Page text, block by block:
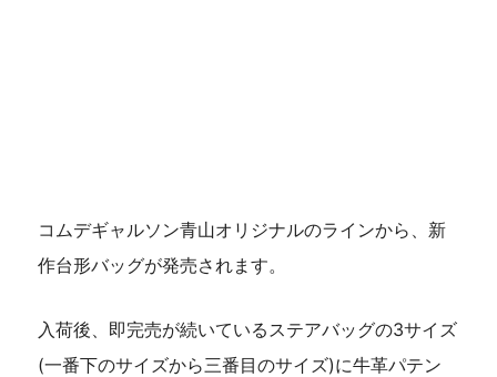
コムデギャルソン青山オリジナルのラインから、新
作台形バッグが発売されます。
入荷後、即完売が続いているステアバッグの3サイズ
(一番下のサイズから三番目のサイズ)に牛革パテン